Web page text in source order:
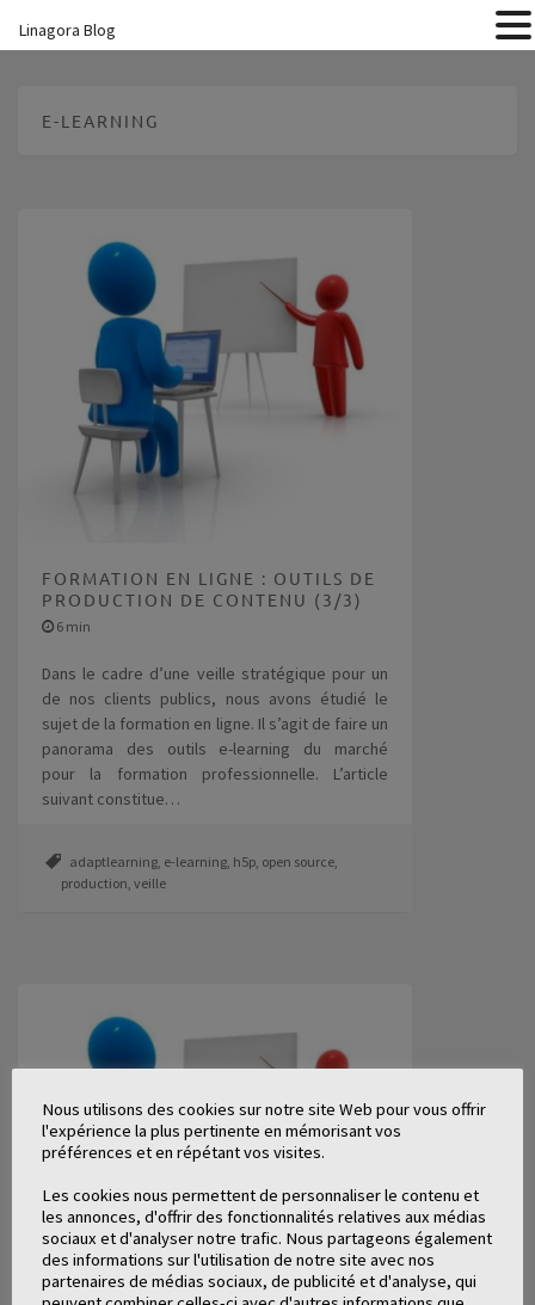
E-LEARNING
FORMATION EN LIGNE : OUTILS DE
PRODUCTION DE CONTENU (3/3)
6 min
Dans le cadre d’une veille stratégique pour un
de nos clients publics, nous avons étudié le
sujet de la formation en ligne. Il s’agit de faire un
panorama des outils e-learning du marché
pour la formation professionnelle. L’article
suivant constitue…
adaptlearning, e-learning, h5p, open source,
production, veille
Nous utilisons des cookies sur notre site Web pour vous offrir
l'expérience la plus pertinente en mémorisant vos
préférences et en répétant vos visites.
Les cookies nous permettent de personnaliser le contenu et
les annonces, d'offrir des fonctionnalités relatives aux médias
sociaux et d'analyser notre trafic. Nous partageons également
des informations sur l'utilisation de notre site avec nos
partenaires de médias sociaux, de publicité et d'analyse, qui
Linagora Blog